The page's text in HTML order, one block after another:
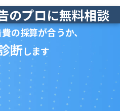
のプロに無料相談
の採算が合うか、
断します